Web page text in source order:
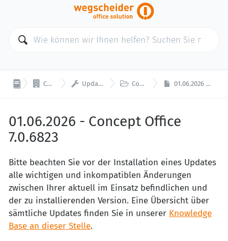
 Concept Office  Updates und Wartung  Concept Office 7.0 01.06.2026 - Concept Office 7.0.6823
01.06.2026 - Concept Office
7.0.6823
Bitte beachten Sie vor der Installation eines Updates
alle wichtigen und inkompatiblen Änderungen
zwischen Ihrer aktuell im Einsatz befindlichen und
der zu installierenden Version. Eine Übersicht über
sämtliche Updates finden Sie in unserer Knowledge
Base an dieser Stelle.